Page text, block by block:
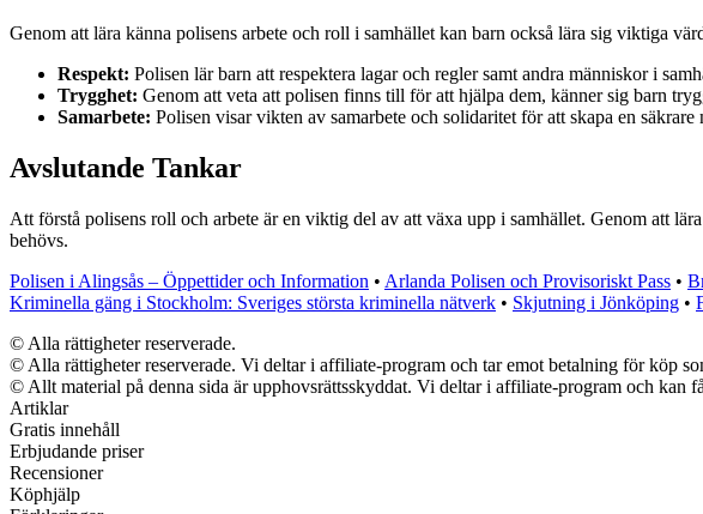
Genom att lära känna polisens arbete och roll i samhället kan barn också lära sig viktiga
Respekt: Polisen lär barn att respektera lagar och regler samt andra människor i
Trygghet: Genom att veta att polisen finns till för att hjälpa dem, känner sig barn
Samarbete: Polisen visar vikten av samarbete och solidaritet för att skapa en
Avslutande Tankar
Att förstå polisens roll och arbete är en viktig del av att växa upp i samhället. Genom att
behövs.
Polisen i Alingsås – Öppettider och Information • Arlanda Polisen och Provisoriskt Pass •
Kriminella gäng i Stockholm: Sveriges största kriminella nätverk • Skjutning i Jönköping •
© Alla rättigheter reserverade.
© Alla rättigheter reserverade. Vi deltar i affiliate-program och tar emot betalning för köp
© Allt material på denna sida är upphovsrättsskyddat. Vi deltar i affiliate-program och kan
Artiklar
Gratis innehåll
Erbjudande priser
Recensioner
Köphjälp